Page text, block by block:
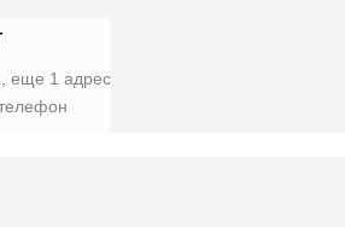
, еще 1 адрес